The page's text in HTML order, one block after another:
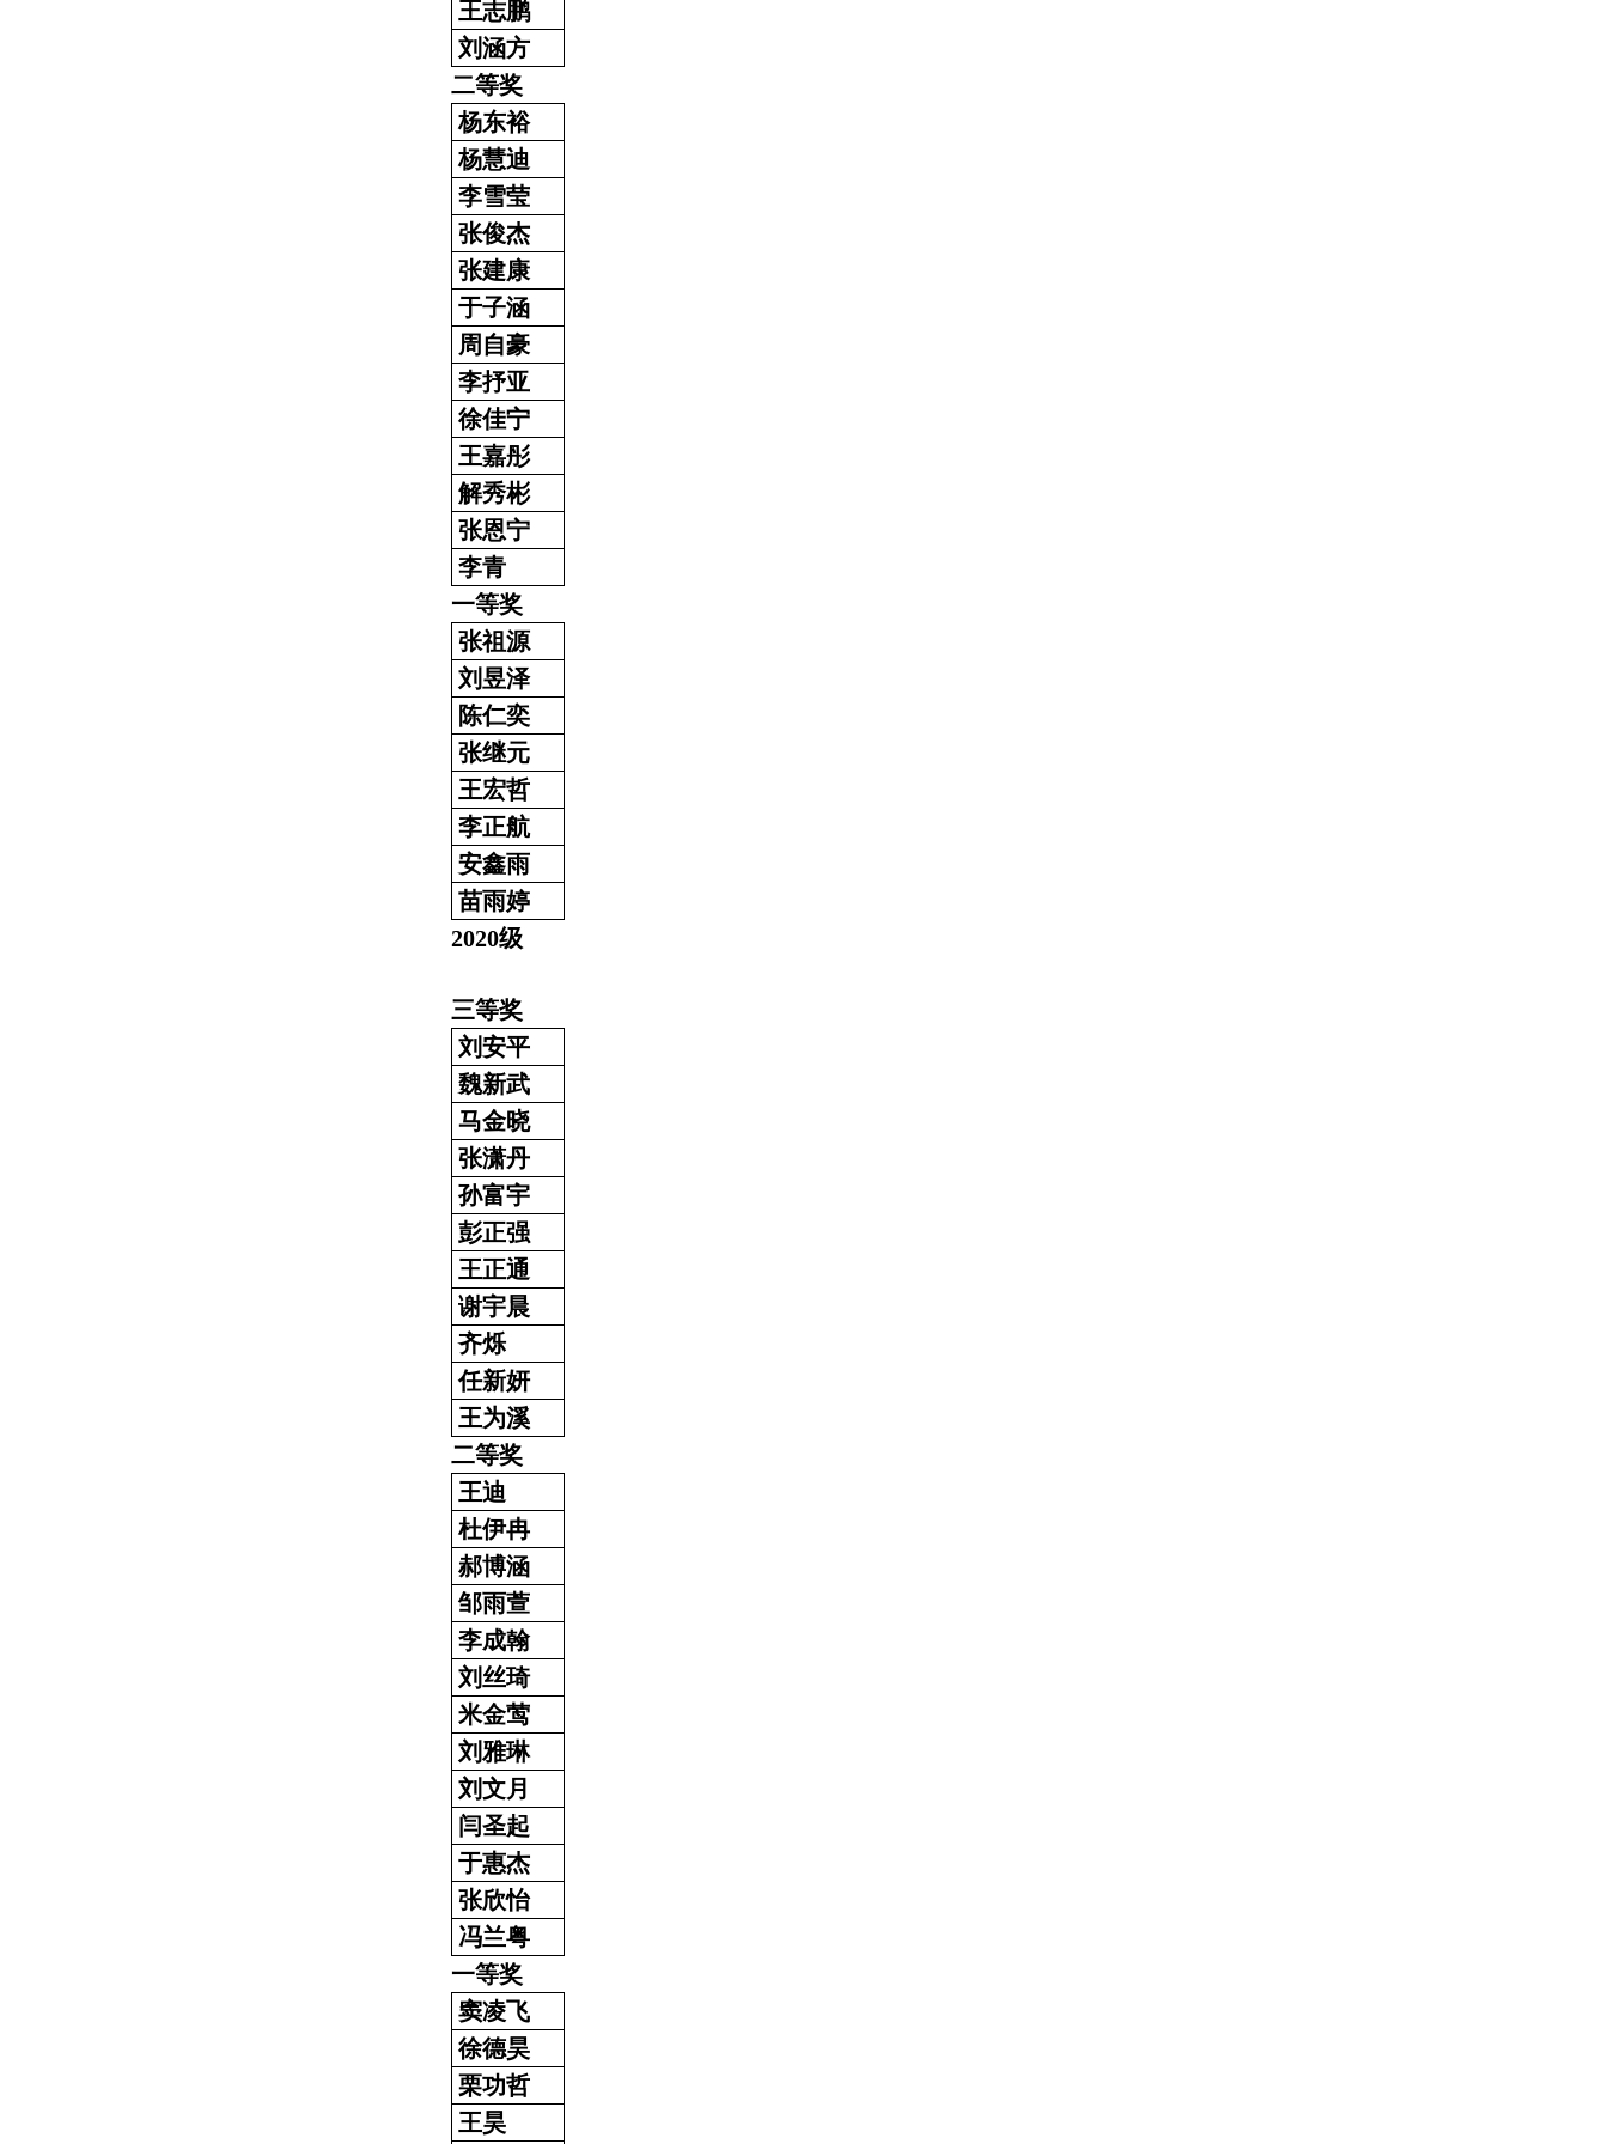
王志鹏
刘涵方
二等奖
杨东裕
杨慧迪
李雪莹
张俊杰
张建康
于子涵
周自豪
李抒亚
徐佳宁
王嘉彤
解秀彬
张恩宁
李青
一等奖
张祖源
刘昱泽
陈仁奕
张继元
王宏哲
李正航
安鑫雨
苗雨婷
2020级
三等奖
刘安平
魏新武
马金晓
张潇丹
孙富宇
彭正强
王正通
谢宇晨
齐烁
任新妍
王为溪
二等奖
王迪
杜伊冉
郝博涵
邹雨萱
李成翰
刘丝琦
米金莺
刘雅琳
刘文月
闫圣起
于惠杰
张欣怡
冯兰粤
一等奖
窦凌飞
徐德昊
栗功哲
王昊